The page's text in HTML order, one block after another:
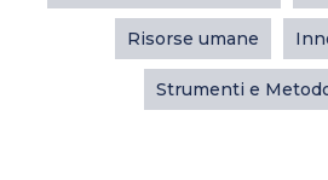
Risorse umane
Strumenti e